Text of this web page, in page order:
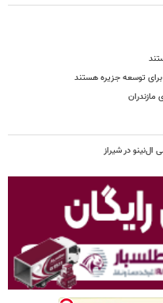
توسعه جزیره هستند
ال‌نینو در شیراز